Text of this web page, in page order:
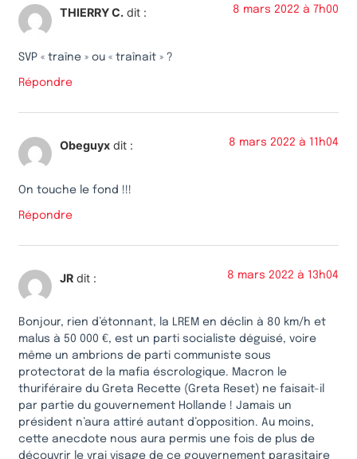
THIERRY C. dit : 8 mars 2022 à 7h00
SVP « traîne » ou « traînait » ?
Répondre
Obeguyx dit : 8 mars 2022 à 11h04
On touche le fond !!!
Répondre
JR dit : 8 mars 2022 à 13h04
Bonjour, rien d’étonnant, la LREM en déclin à 80 km/h et
malus à 50 000 €, est un parti socialiste déguisé, voire
même un ambrions de parti communiste sous
protectorat de la mafia éscrologique. Macron le
thuriféraire du Greta Recette (Greta Reset) ne faisait-il
par partie du gouvernement Hollande ! Jamais un
président n’aura attiré autant d’opposition. Au moins,
cette anecdote nous aura permis une fois de plus de
découvrir le vrai visage de ce gouvernement parasitaire